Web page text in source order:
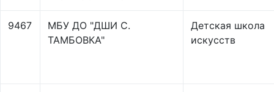
9467
МБУ ДО "ДШИ С.
ТАМБОВКА"
Детская школа
искусств